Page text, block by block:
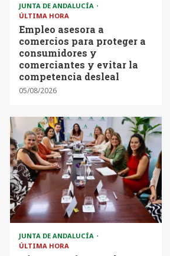
JUNTA DE ANDALUCÍA
ÚLTIMA HORA
Empleo asesora a
comercios para proteger a
consumidores y
comerciantes y evitar la
competencia desleal
05/08/2026
JUNTA DE ANDALUCÍA
ÚLTIMA HORA